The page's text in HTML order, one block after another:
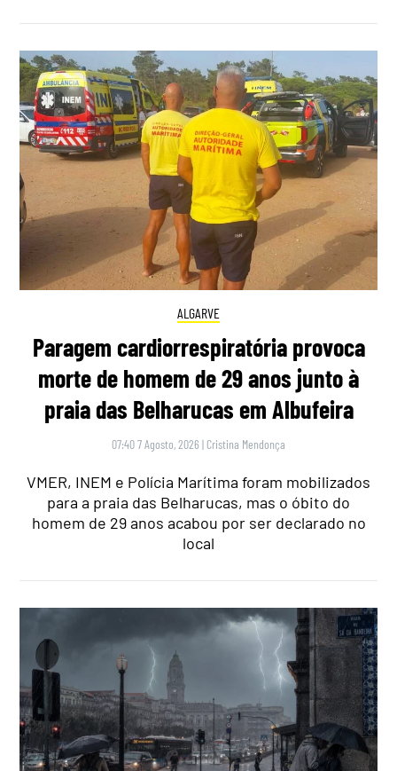
ALGARVE
Paragem cardiorrespiratória provoca
morte de homem de 29 anos junto à
praia das Belharucas em Albufeira
07:40 7 Agosto, 2026 | Cristina Mendonça
VMER, INEM e Polícia Marítima foram mobilizados
para a praia das Belharucas, mas o óbito do
homem de 29 anos acabou por ser declarado no
local